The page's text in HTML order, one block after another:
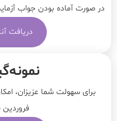
در صورت آماده بودن جواب
دریافت
برای سهولت شما عزیزان،